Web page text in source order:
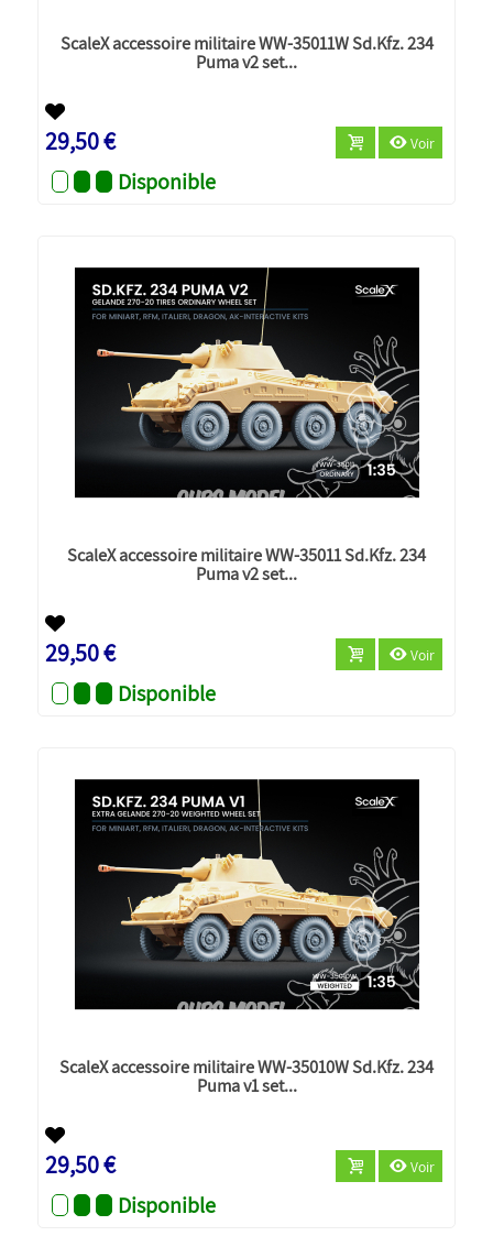
ScaleX accessoire militaire WW-35011W Sd.Kfz. 234
Puma v2 set...
29,50 € Voir
Disponible
ScaleX accessoire militaire WW-35011 Sd.Kfz. 234
Puma v2 set...
29,50 € Voir
Disponible
ScaleX accessoire militaire WW-35010W Sd.Kfz. 234
Puma v1 set...
29,50 € Voir
Disponible